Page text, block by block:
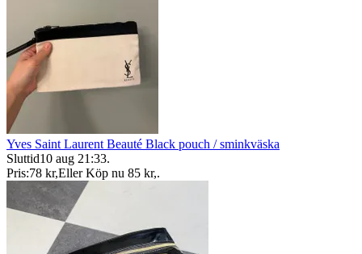
Yves Saint Laurent Beauté Black pouch / sminkväska
Sluttid10 aug 21:33.
Pris:78 kr,Eller Köp nu 85 kr,.